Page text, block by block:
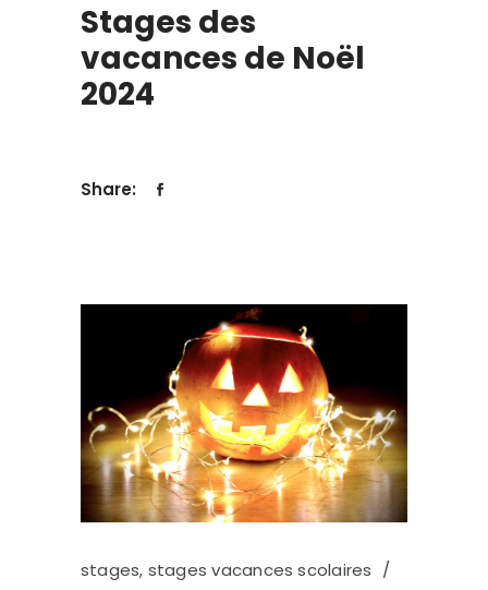
Stages des
vacances de Noël
2024
Share:
stages, stages vacances scolaires